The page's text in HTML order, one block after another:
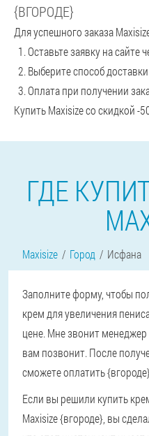
{ВГОРОДЕ}
Для успешного заказа
Оставьте заявку на сайте
Выберите способ
Оплата при получении
Купить Maxisize со скидкой -
ГДЕ
Maxisize Город Исфана
Заполните форму, чтобы
крем для увеличения
цене. Мне звонит менеджер
вам позвонит. После
сможете оплатить
Если вы решили купить
Maxisize {вгороде}, вы